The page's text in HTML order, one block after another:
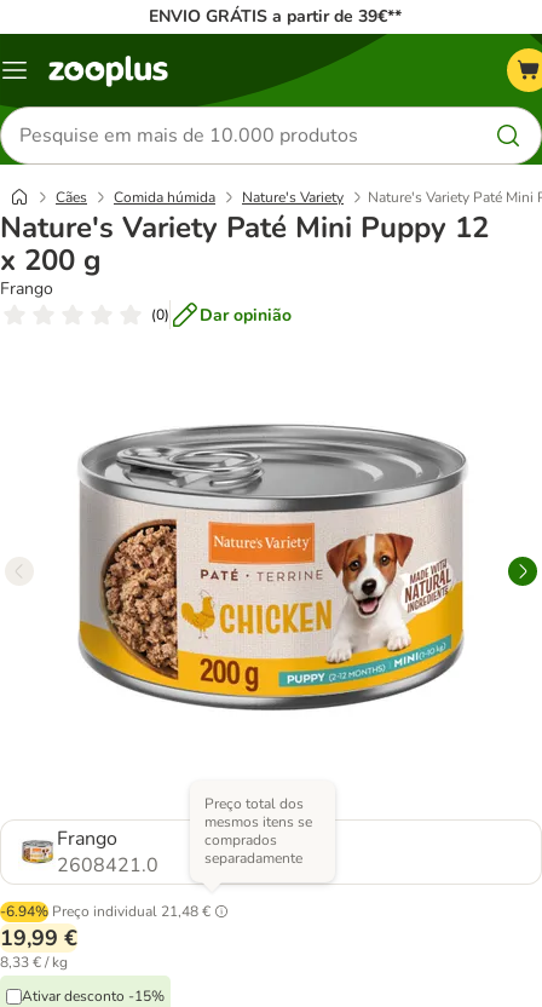
ENVIO GRÁTIS a partir de 39€**
Menu
Pesquisar
produtos
Cães Comida húmida Nature's Variety Nature's Variety Paté Mini
Nature's Variety Paté Mini Puppy 12
x 200 g
Frango
(0) Dar opinião
Frango
2608421.0
-6.94% Preço individual 21,48 €
Preço total dos
mesmos itens se
comprados
separadamente
19,99 €
8,33 € / kg
Ativar desconto -15%